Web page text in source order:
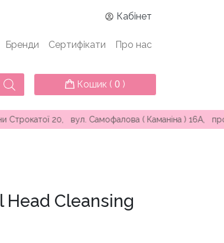
Кабінет
Бренди Сертифікати Про нас
Кошик ( 0 )
вул. Самофалова ( Каманіна ) 16А, проспект
Head Cleansing